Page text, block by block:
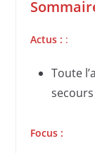
Actus : :
Toute
secours
Focus :